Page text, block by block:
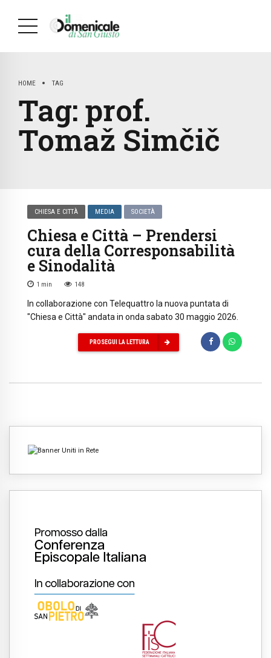
HOME TAG
Tag: prof.
Tomaž Simčič
CHIESA E CITTÀ MEDIA SOCIETÀ
Chiesa e Città – Prendersi
cura della Corresponsabilità
e Sinodalità
1 min 148
In collaborazione con Telequattro la nuova puntata di
"Chiesa e Città" andata in onda sabato 30 maggio 2026.
PROSEGUI LA LETTURA